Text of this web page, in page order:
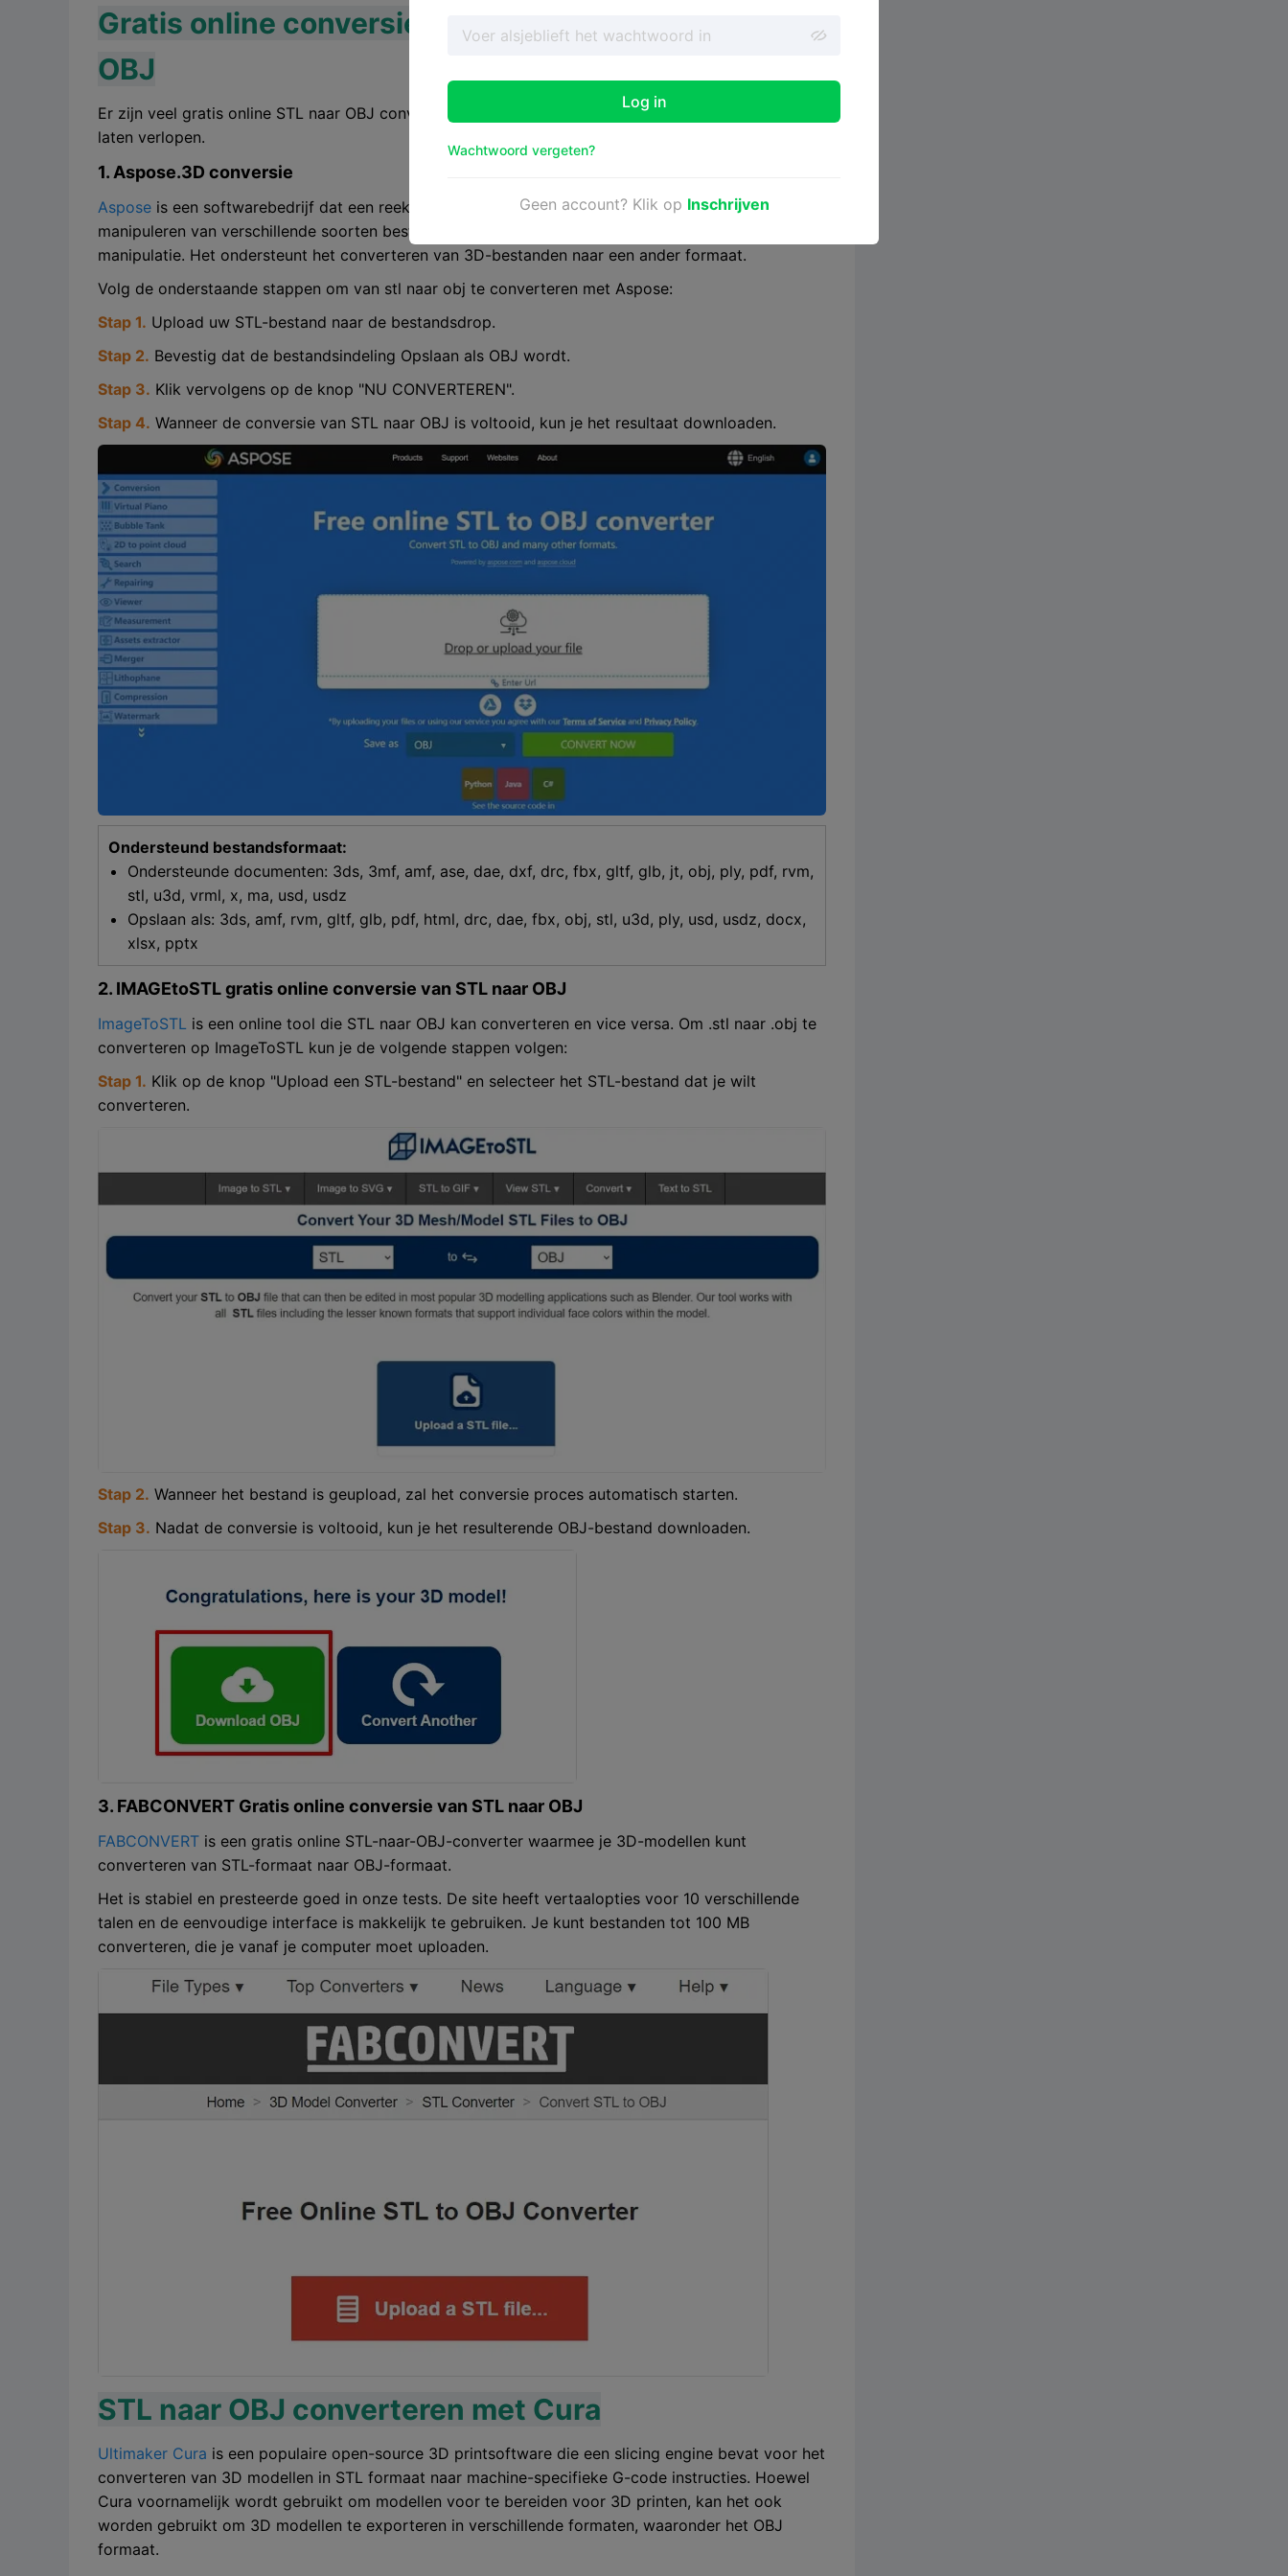
Gratis online conversieprogramma's van STL naar
OBJ
Er zijn veel gratis online STL naar OBJ converters die kunnen helpen om dit proces probleemloos te
laten verlopen.
1. Aspose.3D conversie
Aspose is een softwarebedrijf dat een reeks producten en tools levert voor het beheren en
manipuleren van verschillende soorten bestanden, waaronder documentverwerking, conversie en
manipulatie. Het ondersteunt het converteren van 3D-bestanden naar een ander formaat.
Volg de onderstaande stappen om van stl naar obj te converteren met Aspose:
Stap 1. Upload uw STL-bestand naar de bestandsdrop.
Stap 2. Bevestig dat de bestandsindeling Opslaan als OBJ wordt.
Stap 3. Klik vervolgens op de knop "NU CONVERTEREN".
Stap 4. Wanneer de conversie van STL naar OBJ is voltooid, kun je het resultaat downloaden.
Ondersteund bestandsformaat:
Ondersteunde documenten: 3ds, 3mf, amf, ase, dae, dxf, drc, fbx, gltf, glb, jt, obj, ply, pdf, rvm,
stl, u3d, vrml, x, ma, usd, usdz
Opslaan als: 3ds, amf, rvm, gltf, glb, pdf, html, drc, dae, fbx, obj, stl, u3d, ply, usd, usdz, docx,
xlsx, pptx
2. IMAGEtoSTL gratis online conversie van STL naar OBJ
ImageToSTL is een online tool die STL naar OBJ kan converteren en vice versa. Om .stl naar .obj te
converteren op ImageToSTL kun je de volgende stappen volgen:
Stap 1. Klik op de knop "Upload een STL-bestand" en selecteer het STL-bestand dat je wilt
converteren.
Stap 2. Wanneer het bestand is geupload, zal het conversie proces automatisch starten.
Stap 3. Nadat de conversie is voltooid, kun je het resulterende OBJ-bestand downloaden.
3. FABCONVERT Gratis online conversie van STL naar OBJ
FABCONVERT is een gratis online STL-naar-OBJ-converter waarmee je 3D-modellen kunt
converteren van STL-formaat naar OBJ-formaat.
Het is stabiel en presteerde goed in onze tests. De site heeft vertaalopties voor 10 verschillende
talen en de eenvoudige interface is makkelijk te gebruiken. Je kunt bestanden tot 100 MB
converteren, die je vanaf je computer moet uploaden.
STL naar OBJ converteren met Cura
Ultimaker Cura is een populaire open-source 3D printsoftware die een slicing engine bevat voor het
converteren van 3D modellen in STL formaat naar machine-specifieke G-code instructies. Hoewel
Cura voornamelijk wordt gebruikt om modellen voor te bereiden voor 3D printen, kan het ook
worden gebruikt om 3D modellen te exporteren in verschillende formaten, waaronder het OBJ
formaat.
Log in
Wachtwoord vergeten?
Geen account? Klik op Inschrijven